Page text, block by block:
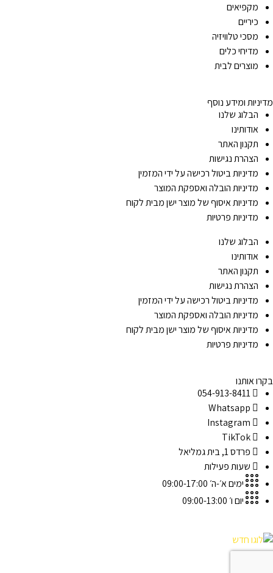
מקפיאים
כיריים
מסכי טלוויזיה
מדיחי כלים
מוצרים לבית
מדיניות ומידע נוסף
הבלוג שלנו
אודותינו
תקנון האתר
הצהרת נגישות
מדיניות ביטול רכישה על ידי המזמין
מדיניות הובלה ואספקת המוצר
מדיניות איסוף של מוצר ישן מבית לקוח
מדיניות פרטיות
הבלוג שלנו
אודותינו
תקנון האתר
הצהרת נגישות
מדיניות ביטול רכישה על ידי המזמין
מדיניות הובלה ואספקת המוצר
מדיניות איסוף של מוצר ישן מבית לקוח
מדיניות פרטיות
בקרו אותנו
054-913-8411
Whatsapp
Instagram
TikTok
פרדס 1, בית גמליאל
שעות פעילות
ימים א׳-ה׳ 09:00-17:00
יום ו׳ 09:00-13:00